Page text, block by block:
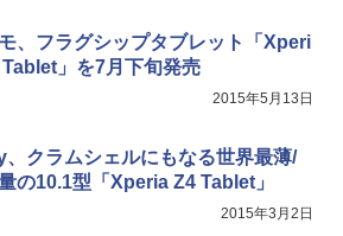
モ、フラグシップタブレット「Xperi
」を7月下旬発売
2015年5月13日
クラムシェルにもなる世界最薄/
の10.1型「Xperia Z4 Tablet」
2015年3月2日